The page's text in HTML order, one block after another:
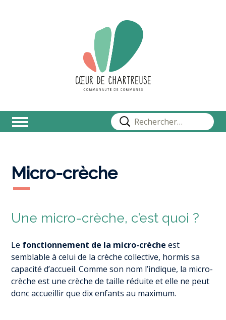
Rechercher :
Micro-crèche
Une micro-crèche, c’est quoi ?
Le fonctionnement de la micro-crèche est
semblable à celui de la crèche collective, hormis sa
capacité d’accueil. Comme son nom l’indique, la micro-
crèche est une crèche de taille réduite et elle ne peut
donc accueillir que dix enfants au maximum.